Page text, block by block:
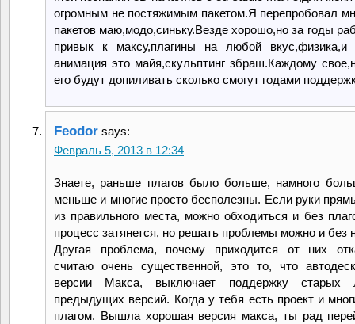
огромным не постяжимым пакетом.Я перепробовал
пакетов маю,модо,синьку.Везде хорошо,но за годы
привык к максу,плагины на любой вкус,физика,и
анимация это майя,скульптинг збраш.Каждому
его будут допиливать сколько смогут годами
Feodor says:
Февраль 5, 2013 в 12:34
Знаете, раньше плагов было больше, намного
меньше и многие просто бесполезны. Если руки
из правильного места, можно обходиться и без
процесс затянется, но решать проблемы можно и без
Другая проблема, почему приходится от них
считаю очень существенной, это то, что
версии Макса, выключает поддержку старых
предыдущих версий. Когда у тебя есть проект и
плагом. Вышла хорошая версия макса, ты рад